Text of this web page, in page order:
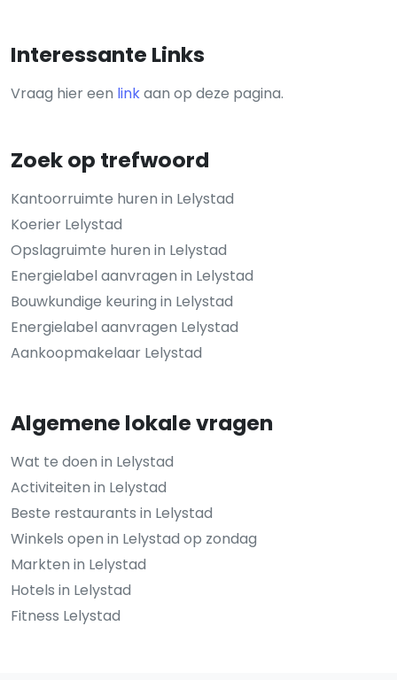
Interessante Links
Vraag hier een linkaan op deze pagina.
Zoek op trefwoord
Kantoorruimte huren in Lelystad
Koerier Lelystad
Opslagruimte huren in Lelystad
Energielabel aanvragen in Lelystad
Bouwkundige keuring in Lelystad
Energielabel aanvragen Lelystad
Aankoopmakelaar Lelystad
Algemene lokale vragen
Wat te doen in Lelystad
Activiteiten in Lelystad
Beste restaurants in Lelystad
Winkels open in Lelystad op zondag
Markten in Lelystad
Hotels in Lelystad
Fitness Lelystad